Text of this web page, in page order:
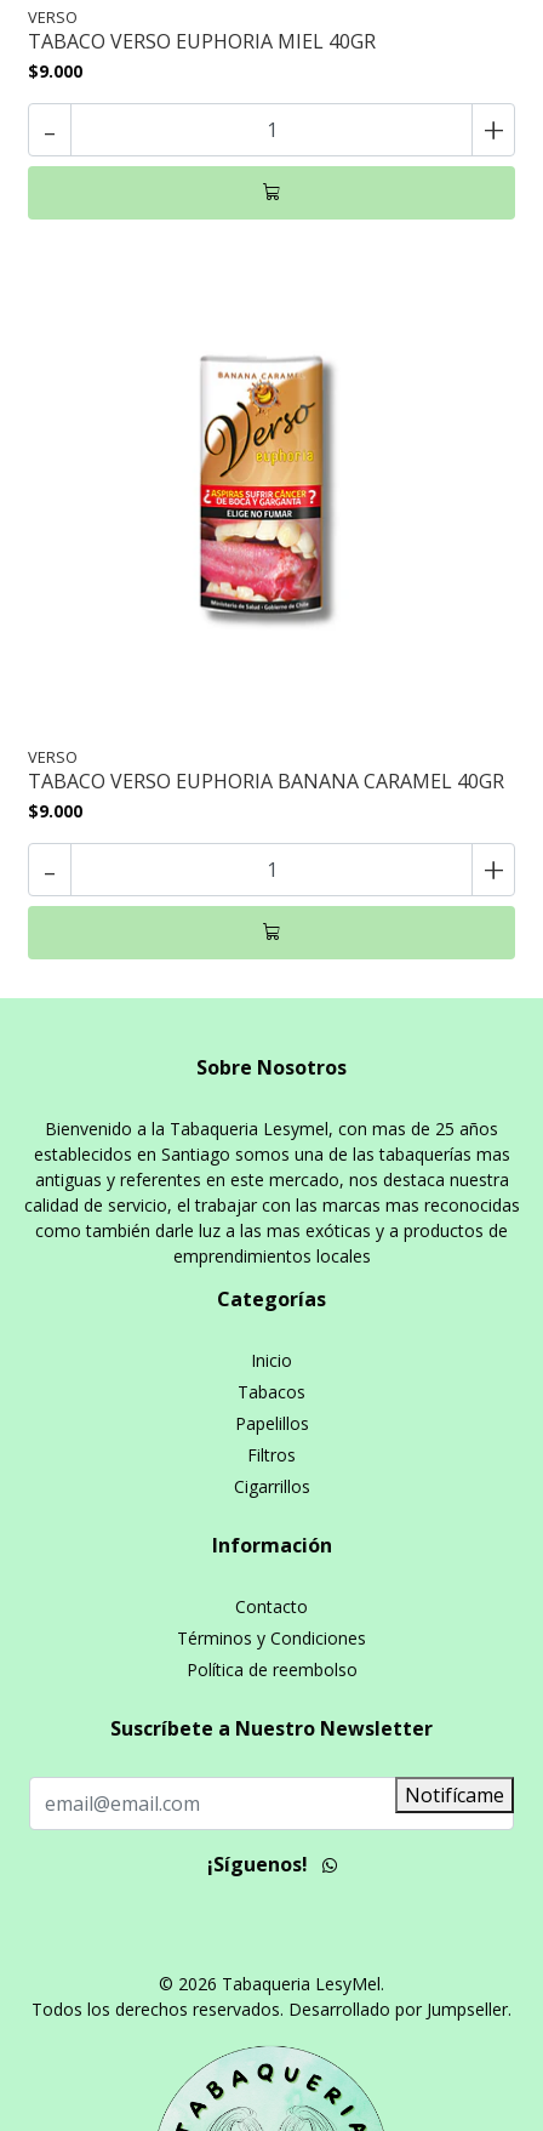
VERSO
TABACO VERSO EUPHORIA MIEL 40GR
$9.000
- +
VERSO
TABACO VERSO EUPHORIA BANANA CARAMEL 40GR
$9.000
- +
Sobre Nosotros
Bienvenido a la Tabaqueria Lesymel, con mas de 25 años
establecidos en Santiago somos una de las tabaquerías mas
antiguas y referentes en este mercado, nos destaca nuestra
calidad de servicio, el trabajar con las marcas mas reconocidas
como también darle luz a las mas exóticas y a productos de
emprendimientos locales
Categorías
Inicio
Tabacos
Papelillos
Filtros
Cigarrillos
Información
Contacto
Términos y Condiciones
Política de reembolso
Suscríbete a Nuestro Newsletter
Notifícame
¡Síguenos!
© 2026 Tabaqueria LesyMel.
Todos los derechos reservados. Desarrollado por Jumpseller.